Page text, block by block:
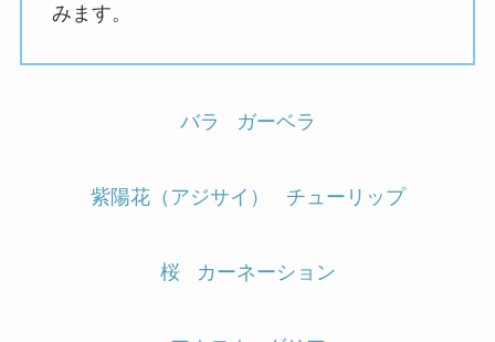
みます。
バラ ガーベラ
紫陽花（アジサイ） チューリップ
桜 カーネーション